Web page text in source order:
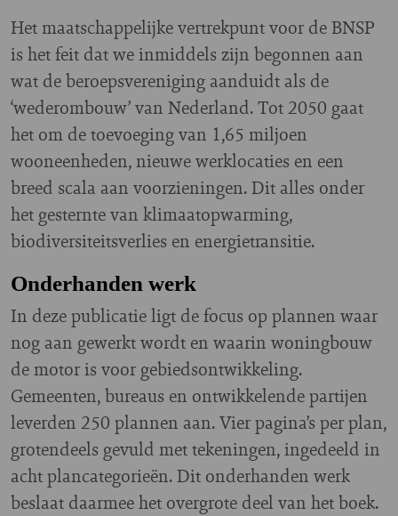
Het maatschappelijke vertrekpunt voor de BNSP
is het feit dat we inmiddels zijn begonnen aan
wat de beroepsvereniging aanduidt als de
‘wederombouw’ van Nederland. Tot 2050 gaat
het om de toevoeging van 1,65 miljoen
wooneenheden, nieuwe werklocaties en een
breed scala aan voorzieningen. Dit alles onder
het gesternte van klimaatopwarming,
biodiversiteitsverlies en energietransitie.
Onderhanden werk
In deze publicatie ligt de focus op plannen waar
nog aan gewerkt wordt en waarin woningbouw
de motor is voor gebiedsontwikkeling.
Gemeenten, bureaus en ontwikkelende partijen
leverden 250 plannen aan. Vier pagina’s per plan,
grotendeels gevuld met tekeningen, ingedeeld in
acht plancategorieën. Dit onderhanden werk
beslaat daarmee het overgrote deel van het boek.